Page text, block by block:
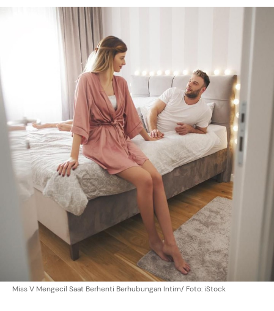
Miss V Mengecil Saat Berhenti Berhubungan Intim/ Foto: iStock